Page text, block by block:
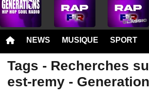
NEWS MUSIQUE SPORT
Tags - Recherches
est-remy -